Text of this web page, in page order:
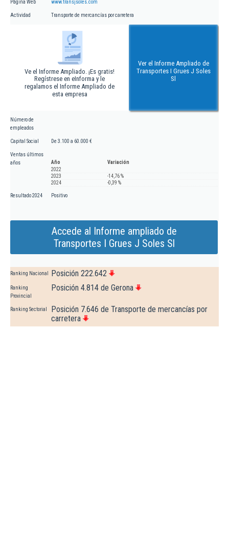
Página Web www.transjsoles.com
Actividad Transporte de mercancías por carretera
Ve el Informe Ampliado. ¡Es gratis!
Regístrese en eInforma y le
regalamos el Informe Ampliado de
esta empresa
Ver el Informe Ampliado de
Transportes I Grues J Soles
Sl
Número de
empleados
Capital Social De 3.100 a 60.000 €
Ventas últimos
años
Año
Variación
2022
2023
-14,76 %
2024
-0,39 %
Resultado 2024 Positivo
Accede al Informe ampliado de
Transportes I Grues J Soles Sl
Ranking Nacional Posición 222.642
Ranking
Provincial
Posición 4.814 de Gerona
Ranking Sectorial
Posición 7.646 de Transporte de mercancías por
carretera